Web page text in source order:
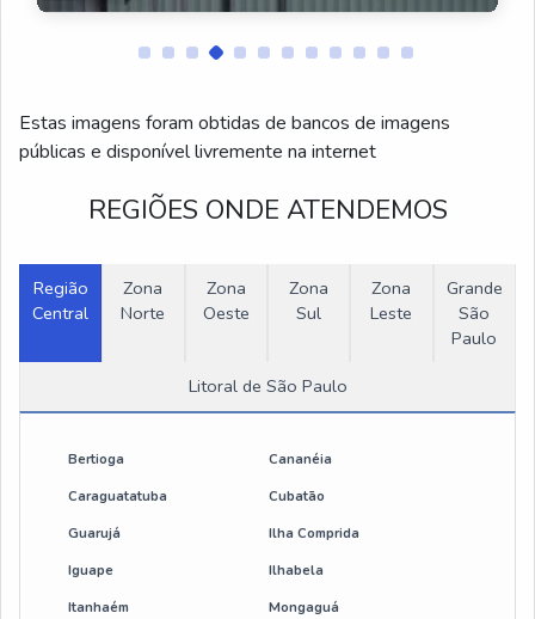
Montagem de Sistemas Monovias
Fabricação de Monovias
Talha elétrica 200kg
Talha elétrica de corrente 1000 kg
Preço de talha elétrica
Mini talha eletrica
Estas imagens foram obtidas de bancos de imagens
públicas e disponível livremente na internet
REGIÕES ONDE ATENDEMOS
Região
Central
Zona
Norte
Zona
Oeste
Zona
Sul
Zona
Leste
Grande
São
Paulo
Litoral de São Paulo
Bertioga Cananéia
Caraguatatuba Cubatão
Guarujá Ilha Comprida
Iguape Ilhabela
Itanhaém Mongaguá